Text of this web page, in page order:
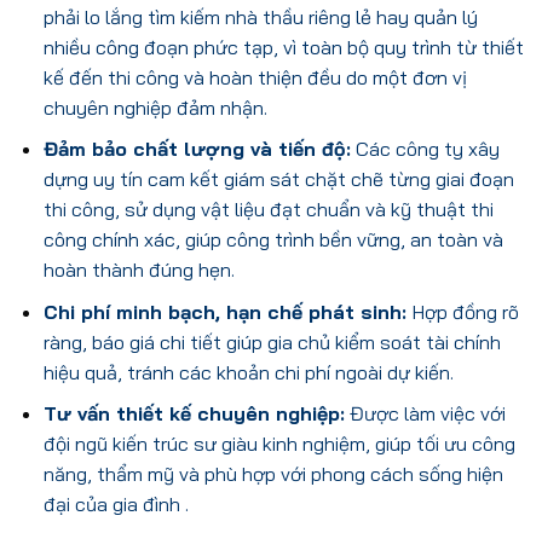
phải lo lắng tìm kiếm nhà thầu riêng lẻ hay quản lý
nhiều công đoạn phức tạp, vì toàn bộ quy trình từ thiết
kế đến thi công và hoàn thiện đều do một đơn vị
chuyên nghiệp đảm nhận.
Đảm bảo chất lượng và tiến độ:Các công ty xây
dựng uy tín cam kết giám sát chặt chẽ từng giai đoạn
thi công, sử dụng vật liệu đạt chuẩn và kỹ thuật thi
công chính xác, giúp công trình bền vững, an toàn và
hoàn thành đúng hẹn.
Chi phí minh bạch, hạn chế phát sinh: Hợp đồng rõ
ràng, báo giá chi tiết giúp gia chủ kiểm soát tài chính
hiệu quả, tránh các khoản chi phí ngoài dự kiến.
Tư vấn thiết kế chuyên nghiệp:Được làm việc với
đội ngũ kiến trúc sư giàu kinh nghiệm, giúp tối ưu công
năng, thẩm mỹ và phù hợp với phong cách sống hiện
đại của gia đình .